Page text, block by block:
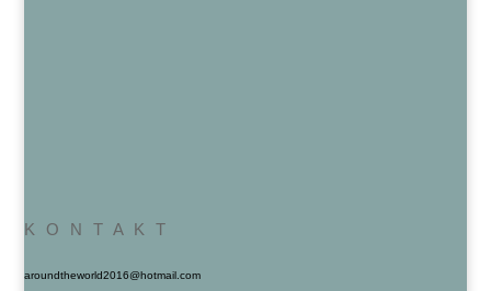
K O N T A K T
aroundtheworld2016@hotmail.com